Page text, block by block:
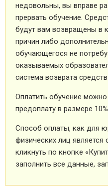
недовольны, вы вправе
прервать обучение.
будут вам возвращены в
причин либо
обучающегося не
оказываемых
система возврата
Оплатить обучение
предоплату в размере
Способ оплаты, как для
физических лиц
кликнуть по кнопке
заполнить все данные,